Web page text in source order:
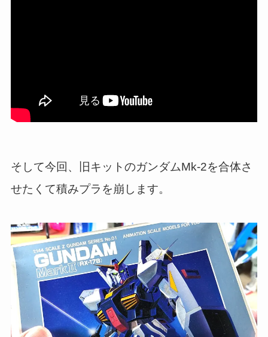
そして今回、旧キットのガンダムMk-2を合体さ
せたくて積みプラを崩します。